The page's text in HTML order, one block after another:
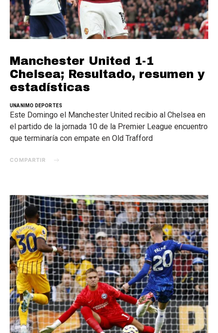
Manchester United 1-1
Chelsea; Resultado, resumen y
estadísticas
UNANIMO DEPORTES
Este Domingo el Manchester United recibio al Chelsea en
el partido de la jornada 10 de la Premier League encuentro
que terminaría con empate en Old Trafford
COMPARTIR